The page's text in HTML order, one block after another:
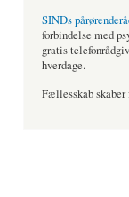
SINDs
forbindelse med
gratis
hverdage.
Fællesskab skaber